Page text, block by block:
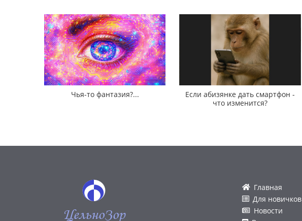
Чья-то фантазия?...
Если абизянке дать смартфон -
что изменится?
ЦельноЗор
Главная
Для новичков
Новости